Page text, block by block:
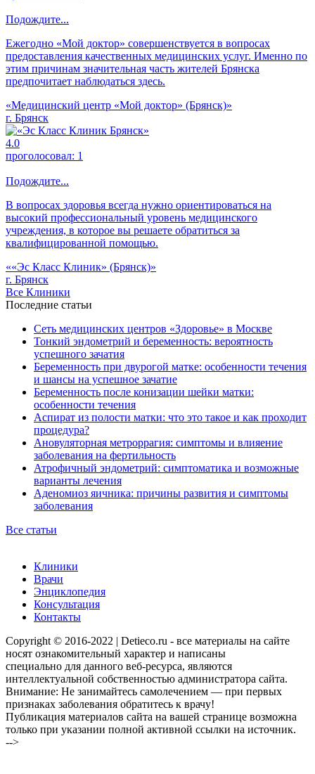
Подождите...
Ежегодно «Мой доктор» совершенствуется в вопросах
предоставления качественных медицинских услуг. Именно по
этим причинам значительная часть жителей Брянска
предпочитает наблюдаться здесь.
«Медицинский центр «Мой доктор» (Брянск)»
г. Брянск
4.0
проголосовал: 1
Подождите...
В вопросах здоровья всегда нужно ориентироваться на
высокий профессиональный уровень медицинского
учреждения, в которое вы решаете обратиться за
квалифицированной помощью.
««Эс Класс Клиник» (Брянск)»
г. Брянск
Все Клиники
Последние статьи
Сеть медицинских центров «Здоровье» в Москве
Тонкий эндометрий и беременность: вероятность
успешного зачатия
Беременность при двурогой матке: особенности течения
и шансы на успешное зачатие
Беременность после конизации шейки матки:
особенности течения
Аспират из полости матки: что это такое и как проходит
процедура?
Ановуляторная метроррагия: симптомы и влияение
заболевания на фертильность
Атрофичный эндометрий: симптоматика и возможные
варианты лечения
Аденомиоз яичника: причины развития и симптомы
заболевания
Все статьи
Клиники
Врачи
Энциклопедия
Консультация
Контакты
Copyright © 2016-2022 | Detieco.ru - все материалы на сайте
носят ознакомительный характер и написаны
специально для данного веб-ресурса, являются
интеллектуальной собственностью администратора сайта.
Внимание: Не занимайтесь самолечением — при первых
признаках заболевания обратитесь к врачу!
Публикация материалов сайта на вашей странице возможна
только при указании полной активной ссылки на источник.
-->